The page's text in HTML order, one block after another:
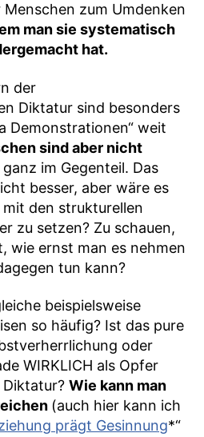
zum Umdenken
man sie systematisch
hat.
der
Diktatur sind besonders
Demonstrationen“ weit
sind aber nicht
im Gegenteil. Das
besser, aber wäre es
den strukturellen
zu setzen? Zu schauen,
wie ernst man es nehmen
tun kann?
beispielsweise
so häufig? Ist das pure
oder
WIRKLICH als Opfer
Wie kann man
(auch hier kann ich
prägt Gesinnung*“